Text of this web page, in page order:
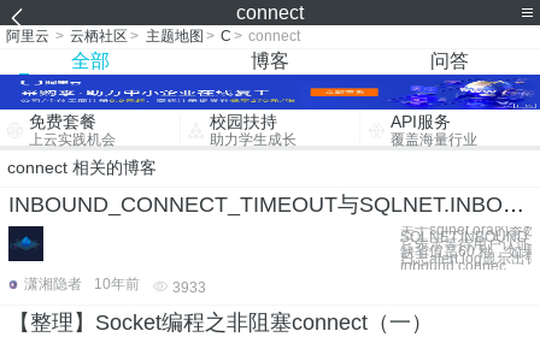
connect
阿里云 > 云栖社区 > 主题地图 > C > connect
全部 博客 问答
免费套餐
上云实践机会
校园扶持
助力学生成长
API服务
覆盖海量行业
connect 相关的博客
INBOUND_CONNECT_TIMEOUT与SQLNET.INBOUND_CONNECT_TIMEOUT小结
关于sqlnet.ora的参数
它表示等待用户认证
缺省值是60 秒，如
日志alert.log显示出
inbound connec
潇湘隐者
10年前 3933
【整理】Socket编程之非阻塞connect（一）